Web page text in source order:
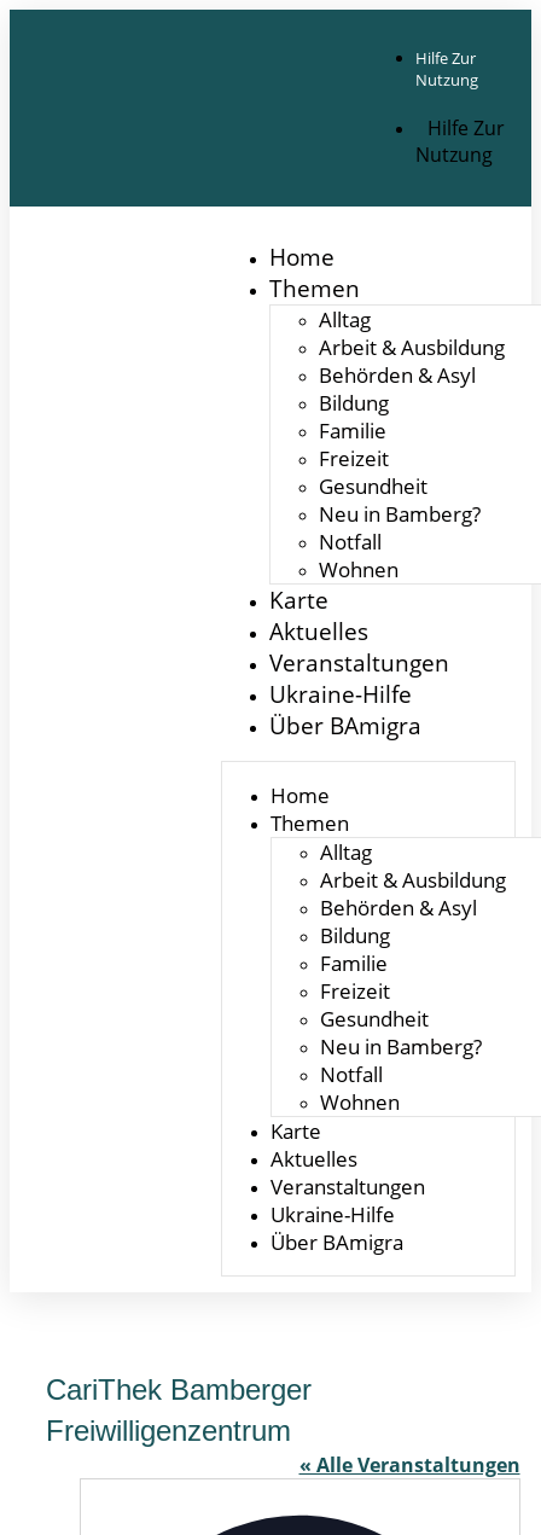
Inhalt
Hilfe Zur
Nutzung
Hilfe Zur
Nutzung
Home
Themen
Alltag
Arbeit & Ausbildung
Behörden & Asyl
Bildung
Familie
Freizeit
Gesundheit
Neu in Bamberg?
Notfall
Wohnen
Karte
Aktuelles
Veranstaltungen
Ukraine-Hilfe
Über BAmigra
Home
Themen
Alltag
Arbeit & Ausbildung
Behörden & Asyl
Bildung
Familie
Freizeit
Gesundheit
Neu in Bamberg?
Notfall
Wohnen
Karte
Aktuelles
Veranstaltungen
Ukraine-Hilfe
Über BAmigra
CariThek Bamberger
Freiwilligenzentrum
« Alle Veranstaltungen